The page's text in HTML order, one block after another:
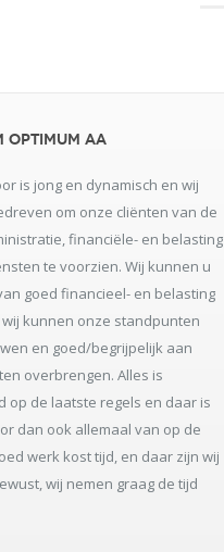
Optimum AA
is jong en dynamisch en wij
om onze cliënten van de
financiële- en belasting
te voorzien. Wij kunnen u
goed financieel- en belasting
kunnen onze standpunten
en goed/begrijpelijk aan
overbrengen. Alles is
op de laatste regels en daar is
dan ook allemaal van op de
werk kost tijd, en daar zijn wij
wij nemen graag de tijd